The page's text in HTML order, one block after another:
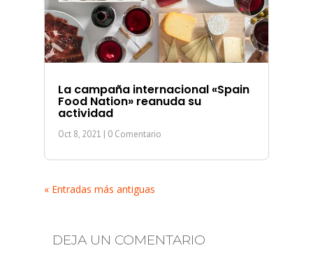
La campaña internacional «Spain
Food Nation» reanuda su
actividad
Oct 8, 2021 | 0 Comentario
« Entradas más antiguas
DEJA UN COMENTARIO